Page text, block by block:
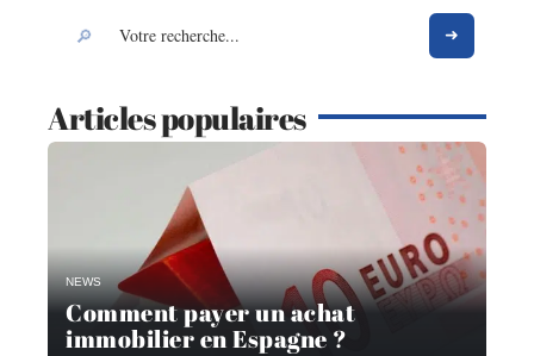
Articles populaires
NEWS
Comment payer un achat
immobilier en Espagne ?